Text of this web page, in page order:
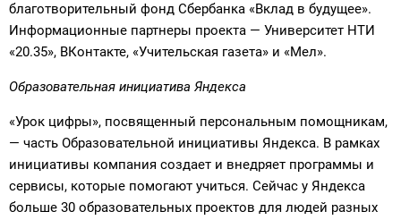
благотворительный фонд Сбербанка «Вклад в будущее».
Информационные партнеры проекта — Университет НТИ
«20.35», ВКонтакте, «Учительская газета» и «Мел».
Образовательная инициатива Яндекса
«Урок цифры», посвященный персональным помощникам,
— часть Образовательной инициативы Яндекса. В рамках
инициативы компания создает и внедряет программы и
сервисы, которые помогают учиться. Сейчас у Яндекса
больше 30 образовательных проектов для людей разных